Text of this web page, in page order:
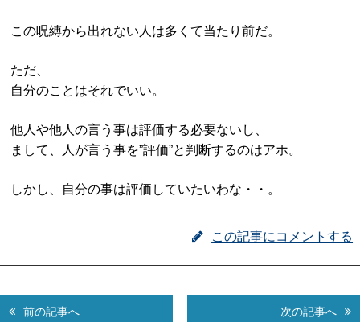
この呪縛から出れない人は多くて当たり前だ。
ただ、
自分のことはそれでいい。
他人や他人の言う事は評価する必要ないし、
まして、人が言う事を”評価”と判断するのはアホ。
しかし、自分の事は評価していたいわな・・。
この記事にコメントする
前の記事へ 次の記事へ